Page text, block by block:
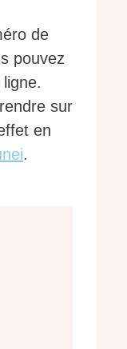
de
pouvez
sur
en
.